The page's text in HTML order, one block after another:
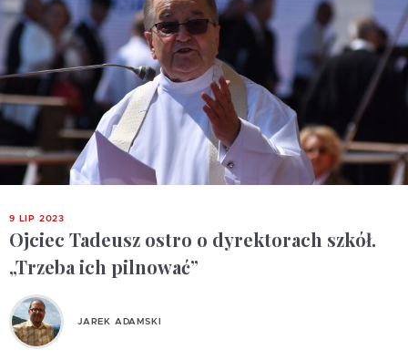
9 LIP 2023
Ojciec Tadeusz ostro o dyrektorach szkół.
„Trzeba ich pilnować”
JAREK ADAMSKI